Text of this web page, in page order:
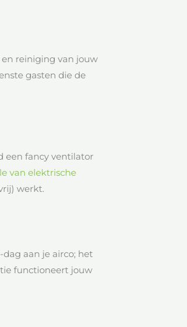
reiniging van jouw
gasten die de
een fancy ventilator
van elektrische
werkt.
aan je airco; het
functioneert jouw